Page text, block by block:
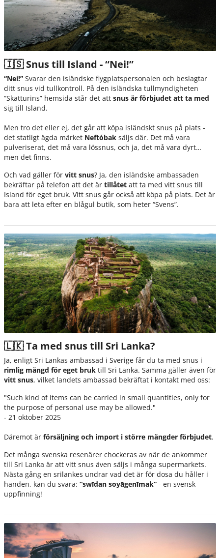
🇮🇸 Snus till Island - “Nei!”
“Nei!” Svarar den isländske flygplatspersonalen och beslagtar
ditt snus vid tullkontroll. På den isländska tullmyndigheten
“Skatturins” hemsida står det att snus är förbjudet att ta med
sig till Island.
Men tro det eller ej, det går att köpa isländskt snus på plats -
det statligt ägda märket Neftóbak säljs där. Det må vara
pulveriserat, det må vara lössnus, och ja, det må vara dyrt…
men det finns.
Och vad gäller för vitt snus? Ja, den isländske ambassaden
bekräftar på telefon att det är tillåtet att ta med vitt snus till
Island för eget bruk. Vitt snus går också att köpa på plats. Det är
bara att leta efter en blågul butik, som heter “Svens”.
🇱🇰 Ta med snus till Sri Lanka?
Ja, enligt Sri Lankas ambassad i Sverige får du ta med snus i
rimlig mängd för eget bruk till Sri Lanka. Samma gäller även för
vitt snus, vilket landets ambassad bekräftat i kontakt med oss:
"Such kind of items can be carried in small quantities, only for
the purpose of personal use may be allowed."
- 21 oktober 2025
Däremot är försäljning och import i större mängder förbjudet.
Det många svenska resenärer chockeras av när de ankommer
till Sri Lanka är att vitt snus även säljs i många supermarkets.
Nästa gång en srilankes undrar vad det är för dosa du håller i
handen, kan du svara: “swīdan soyāgenīmak” - en svensk
uppfinning!